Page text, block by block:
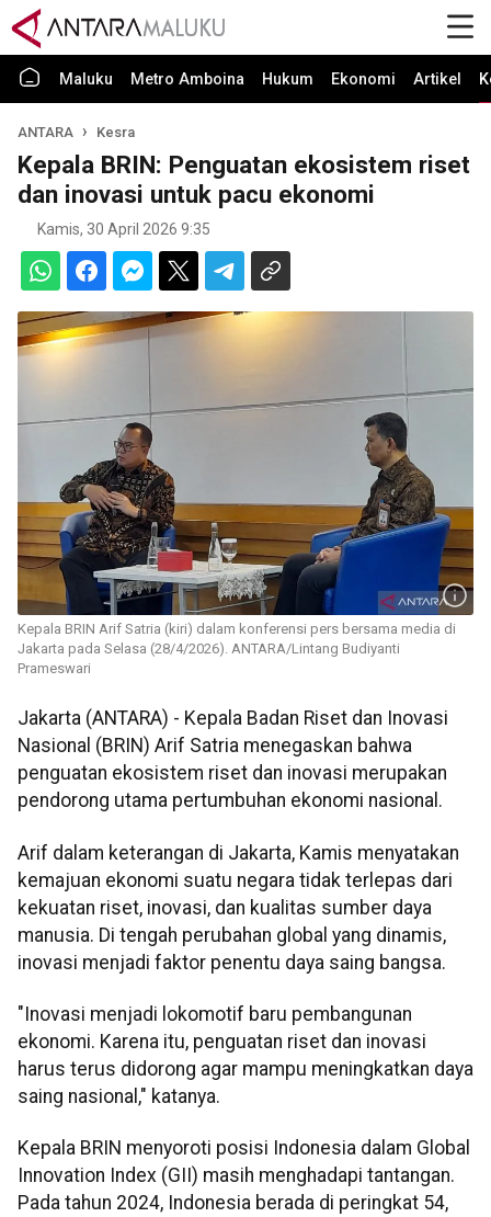
Maluku Metro Amboina Hukum Ekonomi Artikel
ANTARA Kesra
Kepala BRIN: Penguatan ekosistem riset
dan inovasi untuk pacu ekonomi
Kamis, 30 April 2026 9:35
Kepala BRIN Arif Satria (kiri) dalam konferensi pers bersama media di
Jakarta pada Selasa (28/4/2026). ANTARA/Lintang Budiyanti
Prameswari
Jakarta (ANTARA) - Kepala Badan Riset dan Inovasi
Nasional (BRIN) Arif Satria menegaskan bahwa
penguatan ekosistem riset dan inovasi merupakan
pendorong utama pertumbuhan ekonomi nasional.
Arif dalam keterangan di Jakarta, Kamis menyatakan
kemajuan ekonomi suatu negara tidak terlepas dari
kekuatan riset, inovasi, dan kualitas sumber daya
manusia. Di tengah perubahan global yang dinamis,
inovasi menjadi faktor penentu daya saing bangsa.
"Inovasi menjadi lokomotif baru pembangunan
ekonomi. Karena itu, penguatan riset dan inovasi
harus terus didorong agar mampu meningkatkan daya
saing nasional," katanya.
Kepala BRIN menyoroti posisi Indonesia dalam Global
Innovation Index (GII) masih menghadapi tantangan.
Pada tahun 2024, Indonesia berada di peringkat 54,